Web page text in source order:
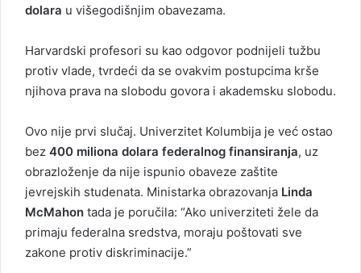
dolara u višegodišnjim obavezama.
Harvardski profesori su kao odgovor podnijeli tužbu
protiv vlade, tvrdeći da se ovakvim postupcima krše
njihova prava na slobodu govora i akademsku slobodu.
Ovo nije prvi slučaj. Univerzitet Kolumbija je već ostao
bez 400 miliona dolara federalnog finansiranja, uz
obrazloženje da nije ispunio obaveze zaštite
jevrejskih studenata. Ministarka obrazovanja Linda
McMahon tada je poručila: “Ako univerziteti žele da
primaju federalna sredstva, moraju poštovati sve
zakone protiv diskriminacije.”